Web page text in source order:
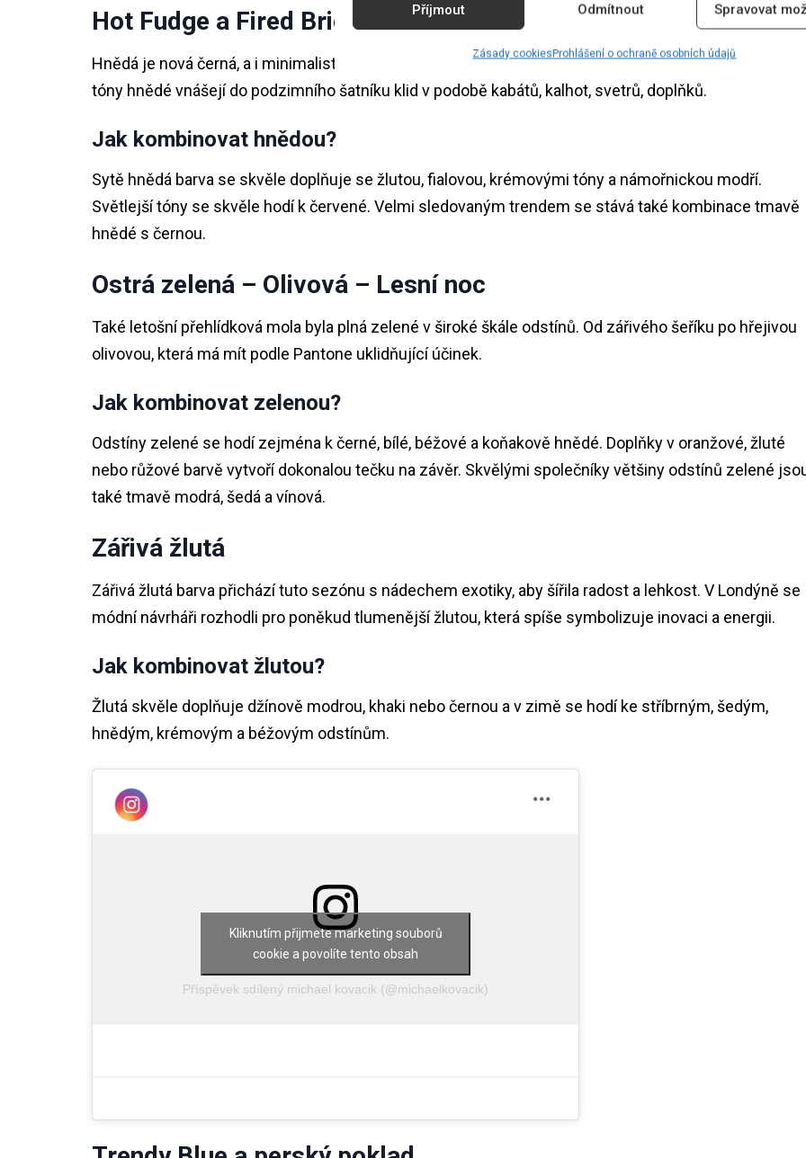
Příjmout Odmítnout Spravovat
Zásady cookiesProhlášení o ochraně osobních údajů
Hot Fudge a Fired Brick
Hnědá je nová černá, a i minimalistické šatníky si podmanily mnohé odstíny této barvy. Teplé a syté
tóny hnědé vnášejí do podzimního šatníku klid v podobě kabátů, kalhot, svetrů, doplňků.
Jak kombinovat hnědou?
Sytě hnědá barva se skvěle doplňuje se žlutou, fialovou, krémovými tóny a námořnickou modří.
Světlejší tóny se skvěle hodí k červené. Velmi sledovaným trendem se stává také kombinace tmavě
hnědé s černou.
Ostrá zelená – Olivová – Lesní noc
Také letošní přehlídková mola byla plná zelené v široké škále odstínů. Od zářivého šeříku po hřejivou
olivovou, která má mít podle Pantone uklidňující účinek.
Jak kombinovat zelenou?
Odstíny zelené se hodí zejména k černé, bílé, béžové a koňakově hnědé. Doplňky v oranžové, žluté
nebo růžové barvě vytvoří dokonalou tečku na závěr. Skvělými společníky většiny odstínů zelené
také tmavě modrá, šedá a vínová.
Zářivá žlutá
Zářivá žlutá barva přichází tuto sezónu s nádechem exotiky, aby šířila radost a lehkost. V Londýně se
módní návrháři rozhodli pro poněkud tlumenější žlutou, která spíše symbolizuje inovaci a energii.
Jak kombinovat žlutou?
Žlutá skvěle doplňuje džínově modrou, khaki nebo černou a v zimě se hodí ke stříbrným, šedým,
hnědým, krémovým a béžovým odstínům.
Příspěvek sdílený michael kovacik (@michaelkovacik)
Kliknutím přijmete marketing souborů
cookie a povolíte tento obsah